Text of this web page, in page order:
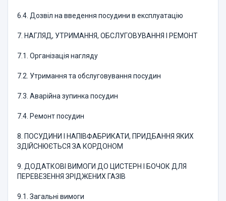
6.4. Дозвіл на введення посудини в експлуатацію
7. НАГЛЯД, УТРИМАННЯ, ОБСЛУГОВУВАННЯ І РЕМОНТ
7.1. Організація нагляду
7.2. Утримання та обслуговування посудин
7.3. Аварійна зупинка посудин
7.4. Ремонт посудин
8. ПОСУДИНИ І НАПІВФАБРИКАТИ, ПРИДБАННЯ ЯКИХ
ЗДІЙСНЮЄТЬСЯ ЗА КОРДОНОМ
9. ДОДАТКОВІ ВИМОГИ ДО ЦИСТЕРН І БОЧОК ДЛЯ
ПЕРЕВЕЗЕННЯ ЗРІДЖЕНИХ ГАЗІВ
9.1. Загальні вимоги